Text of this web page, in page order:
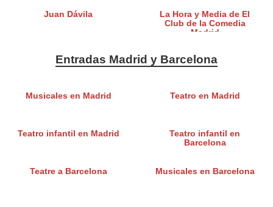
Juan Dávila
La Hora y Media de El
Club de la Comedia
Madrid
Entradas Madrid y Barcelona
Musicales en Madrid Teatro en Madrid
Teatro infantil en Madrid
Teatro infantil en
Barcelona
Teatre a Barcelona Musicales en Barcelona